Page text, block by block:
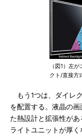
（図1）左
クト/直接方
もう1つは、ダイレ
を配置する。液晶の
た熱設計と拡張性が
ライトユニットが厚